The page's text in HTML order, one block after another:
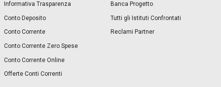
Informativa Trasparenza
Conto Deposito
Conto Corrente
Conto Corrente Zero Spese
Conto Corrente Online
Offerte Conti Correnti
Banca Progetto
Tutti gli Istituti Confrontati
Reclami Partner